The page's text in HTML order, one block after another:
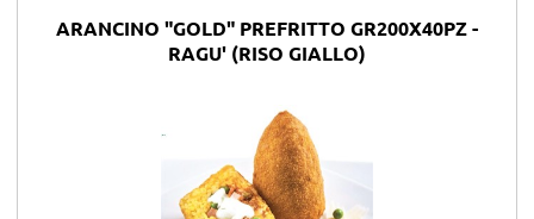
ARANCINO "GOLD" PREFRITTO GR200X40PZ -
RAGU' (RISO GIALLO)